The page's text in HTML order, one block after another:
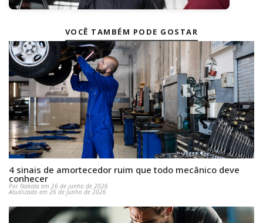
VOCÊ TAMBÉM PODE GOSTAR
4 sinais de amortecedor ruim que todo mecânico deve
conhecer
Por Nakata em 26 de junho de 2026
Atualizado em 26 de junho de 2026